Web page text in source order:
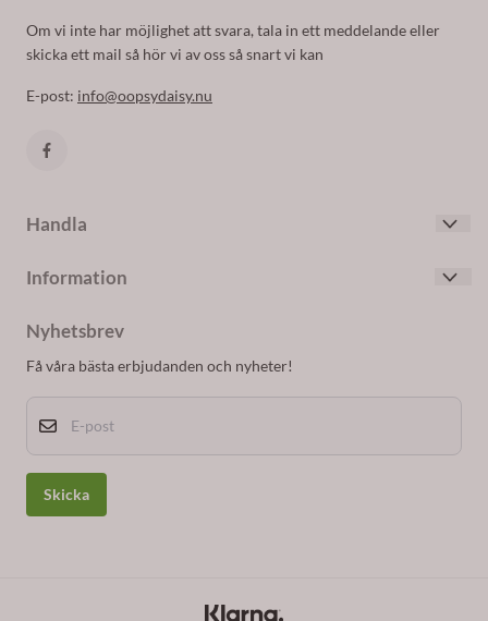
Om vi inte har möjlighet att svara, tala in ett meddelande eller
skicka ett mail så hör vi av oss så snart vi kan
E-post: info@oopsydaisy.nu
Handla
Skapa konto
Logga in
Information
Om cookies
Nyhetsbrev
Få våra bästa erbjudanden och nyheter!
E-post
Skicka